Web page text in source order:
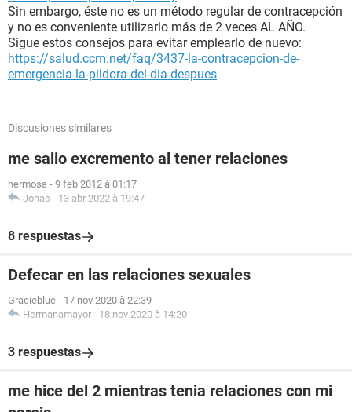
Sin embargo, éste no es un método regular de contracepción
y no es conveniente utilizarlo más de 2 veces AL AÑO.
Sigue estos consejos para evitar emplearlo de nuevo:
https://salud.ccm.net/faq/3437-la-contracepcion-de-
emergencia-la-pildora-del-dia-despues
Discusiones similares
me salio excremento al tener relaciones
hermosa - 9 feb 2012 à 01:17
Jonas - 13 abr 2022 à 19:47
8 respuestas
Defecar en las relaciones sexuales
Gracieblue - 17 nov 2020 à 22:39
Hermanamayor - 18 nov 2020 à 14:20
3 respuestas
me hice del 2 mientras tenia relaciones con mi